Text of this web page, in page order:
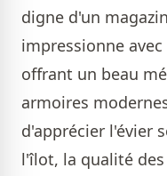
digne d'un
impressionne
offrant un beau
armoires
d'apprécier l'évier
l'îlot, la qualité